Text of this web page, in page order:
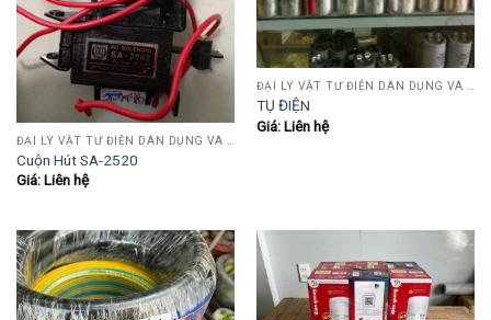
Cuộn Hút SA-2520
Giá: Liên hệ
TỤ ĐIỆN
Giá: Liên hệ